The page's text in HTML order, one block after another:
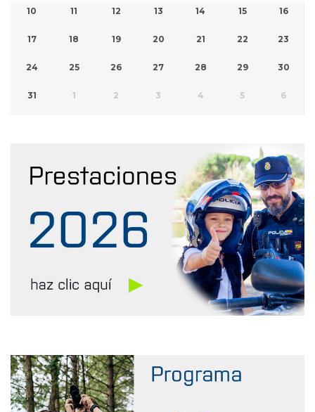
10 11 12 13 14 15 16
17 18 19 20 21 22 23
24 25 26 27 28 29 30
31 1 2 3 4 5 6